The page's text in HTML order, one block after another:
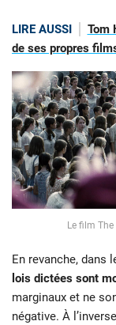
LIRE AUSSI
Tom
de ses propres
Le film
En revanche, dans
lois dictées sont
marginaux et ne
négative. À